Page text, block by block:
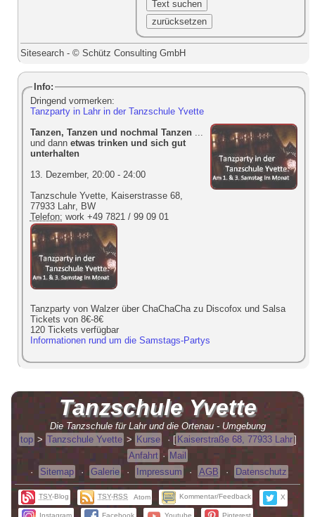
Sitesearch - © Schütz Consulting GmbH
Info:
Dringend vormerken:
Tanzparty in Lahr in der Tanzschule Yvette
Tanzen, Tanzen und nochmal Tanzen...
und dann etwas trinken und sich gut
unterhalten
13. Dezember, 20:00 - 24:00
Tanzschule Yvette, Kaiserstrasse 68,
77933 Lahr, BW
Telefon: work +49 7821 / 99 09 01
Tanzparty von Walzer über ChaChaCha zu Discofox und Salsa
Tickets von 8€-8€
120 Tickets verfügbar
Informationen rund um die Samstags-Partys
Tanzschule Yvette
Die Tanzschule für Lahr und die Ortenau - Umgebung
top > Tanzschule Yvette > Kurse · [ Kaiserstraße 68, 77933 Lahr]
Anfahrt · Mail
·
Sitemap · Galerie · Impressum · AGB · Datenschutz
TSY-Blog TSY-RSS Atom Kommentar/Feedback X